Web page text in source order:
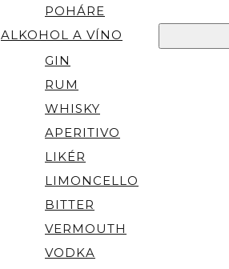
POHÁRE
ALKOHOL A VÍNO
GIN
RUM
WHISKY
APERITIVO
LIKÉR
LIMONCELLO
BITTER
VERMOUTH
VODKA